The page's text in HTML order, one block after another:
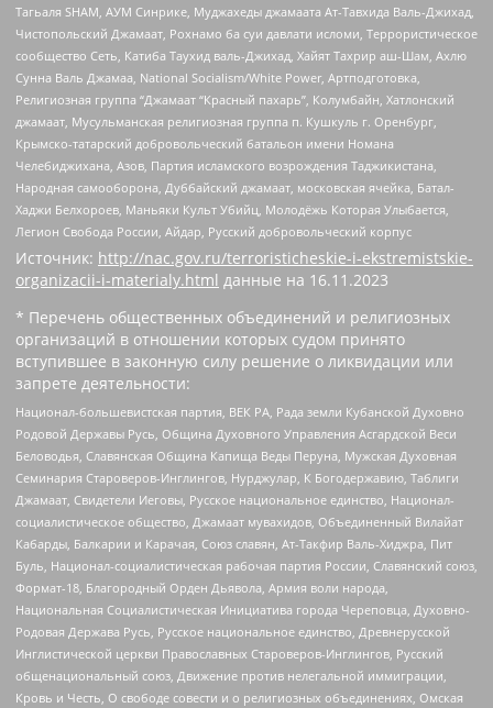
Тагьаля SHAM, АУМ Синрике, Муджахеды джамаата Ат-Тавхида Валь-Джихад,
Чистопольский Джамаат, Рохнамо ба суи давлати исломи, Террористическое
сообщество Сеть, Катиба Таухид валь-Джихад, Хайят Тахрир аш-Шам, Ахлю
Сунна Валь Джамаа, National Socialism/White Power, Артподготовка,
Религиозная группа “Джамаат “Красный пахарь”, Колумбайн, Хатлонский
джамаат, Мусульманская религиозная группа п. Кушкуль г. Оренбург,
Крымско-татарский добровольческий батальон имени Номана
Челебиджихана, Азов, Партия исламского возрождения Таджикистана,
Народная самооборона, Дуббайский джамаат, московская ячейка, Батал-
Хаджи Белхороев, Маньяки Культ Убийц, Молодёжь Которая Улыбается,
Легион Свобода России, Айдар, Русский добровольческий корпус
Источник: http://nac.gov.ru/terroristicheskie-i-ekstremistskie-
organizacii-i-materialy.html данные на 16.11.2023
* Перечень общественных объединений и религиозных
организаций в отношении которых судом принято
вступившее в законную силу решение о ликвидации или
запрете деятельности:
Национал-большевистская партия, ВЕК РА, Рада земли Кубанской Духовно
Родовой Державы Русь, Община Духовного Управления Асгардской Веси
Беловодья, Славянская Община Капища Веды Перуна, Мужская Духовная
Семинария Староверов-Инглингов, Нурджулар, К Богодержавию, Таблиги
Джамаат, Свидетели Иеговы, Русское национальное единство, Национал-
социалистическое общество, Джамаат мувахидов, Объединенный Вилайат
Кабарды, Балкарии и Карачая, Союз славян, Ат-Такфир Валь-Хиджра, Пит
Буль, Национал-социалистическая рабочая партия России, Славянский союз,
Формат-18, Благородный Орден Дьявола, Армия воли народа,
Национальная Социалистическая Инициатива города Череповца, Духовно-
Родовая Держава Русь, Русское национальное единство, Древнерусской
Инглистической церкви Православных Староверов-Инглингов, Русский
общенациональный союз, Движение против нелегальной иммиграции,
Кровь и Честь, О свободе совести и о религиозных объединениях, Омская